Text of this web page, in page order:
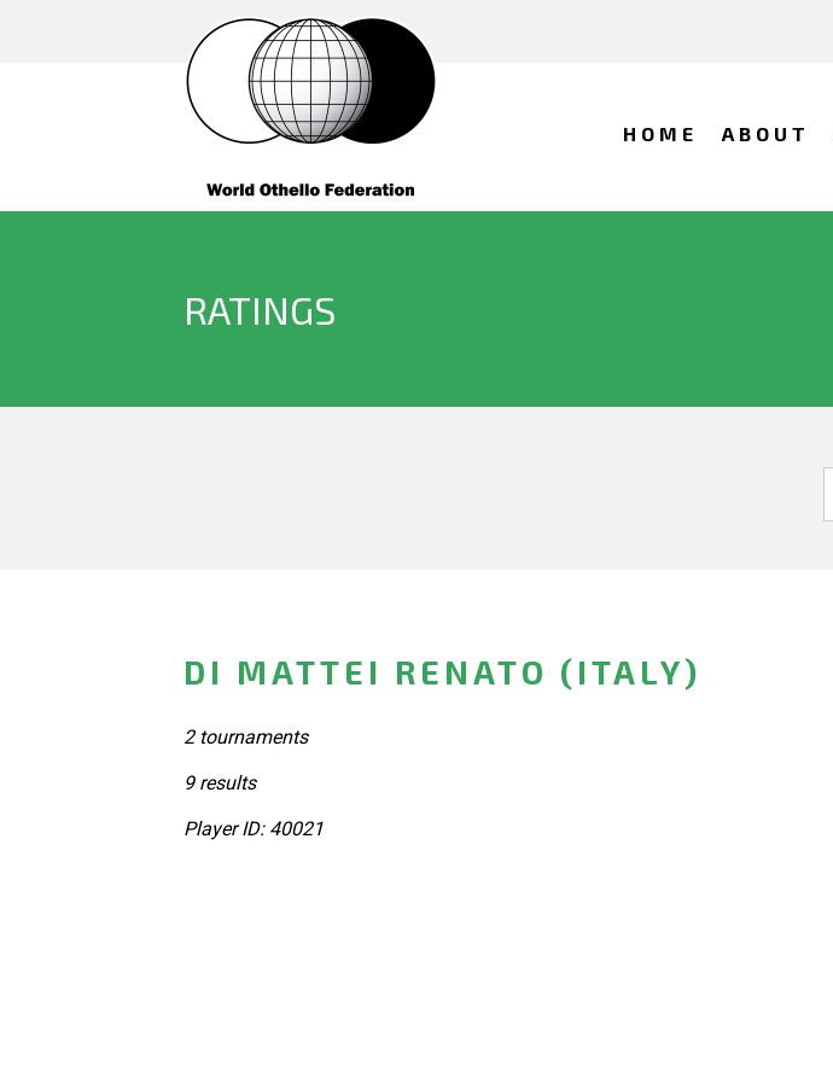
HOME ABOUT
RATINGS
DI MATTEI RENATO (ITALY)
2 tournaments
9 results
Player ID: 40021